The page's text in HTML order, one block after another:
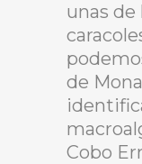
unas de
de
Cobo